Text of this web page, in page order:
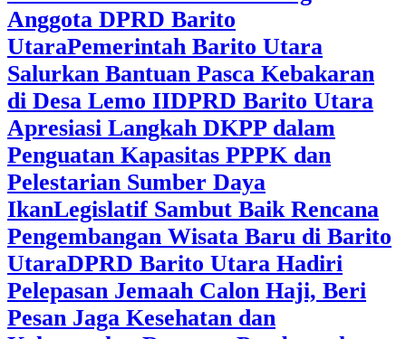
Anggota DPRD Barito
UtaraPemerintah Barito Utara
Salurkan Bantuan Pasca Kebakaran
di Desa Lemo IIDPRD Barito Utara
Apresiasi Langkah DKPP dalam
Penguatan Kapasitas PPPK dan
Pelestarian Sumber Daya
IkanLegislatif Sambut Baik Rencana
Pengembangan Wisata Baru di Barito
UtaraDPRD Barito Utara Hadiri
Pelepasan Jemaah Calon Haji, Beri
Pesan Jaga Kesehatan dan